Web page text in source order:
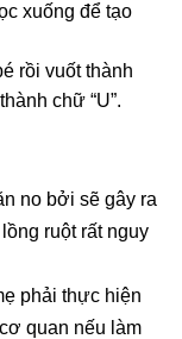
xuống để tạo
rồi vuốt thành
chữ “U”.
no bởi sẽ gây ra
ruột rất nguy
phải thực hiện
quan nếu làm